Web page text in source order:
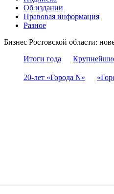
Об издании
Правовая информация
Разное
Бизнес Ростовской области:
Итоги года
20-лет «Города N»